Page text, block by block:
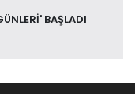
BAŞLADI